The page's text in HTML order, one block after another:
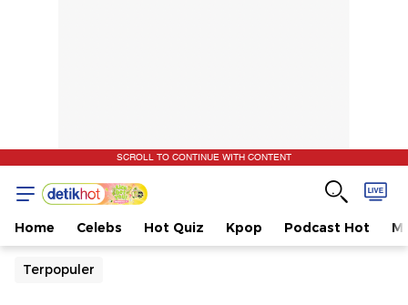
SCROLL TO CONTINUE WITH CONTENT
Home Celebs Hot Quiz Kpop Podcast Hot
Terpopuler